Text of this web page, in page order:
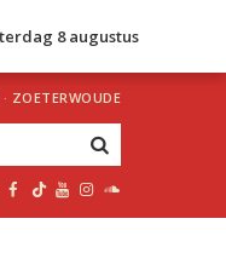
8 augustus
· ZOETERWOUDE